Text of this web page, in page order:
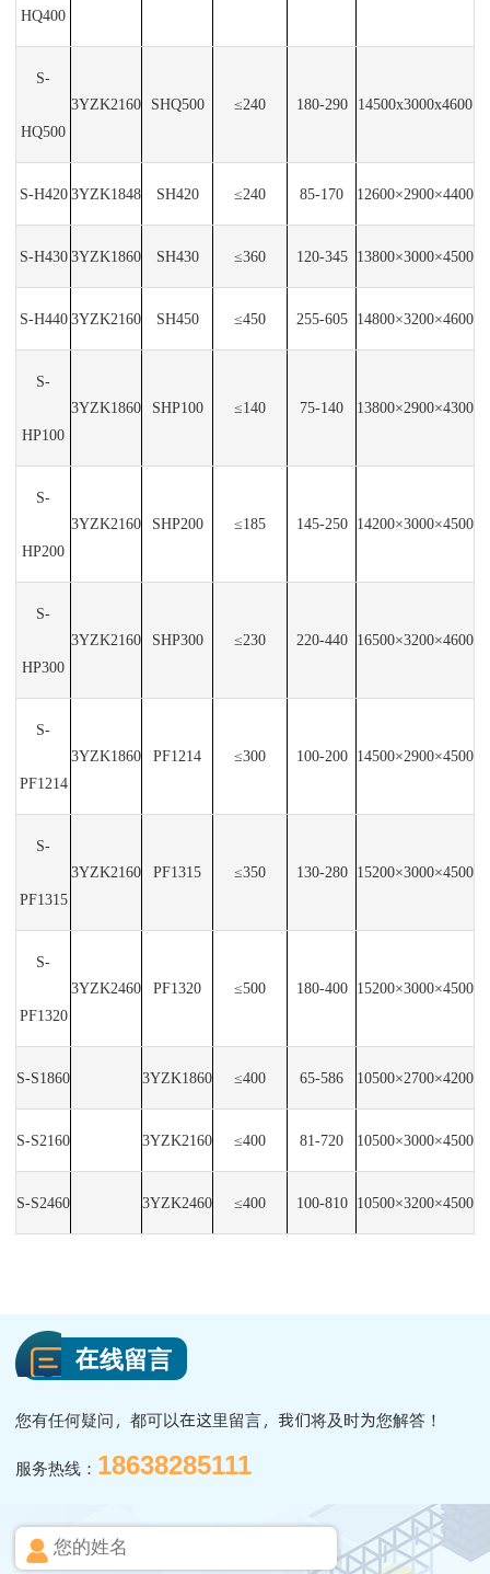
HQ400
S-
HQ500
3YZK2160 SHQ500 ≤240 180-290 14500x3000x4600
S-H420 3YZK1848 SH420 ≤240 85-170 12600×2900×4400
S-H430 3YZK1860 SH430 ≤360 120-345 13800×3000×4500
S-H440 3YZK2160 SH450 ≤450 255-605 14800×3200×4600
S-
HP100
3YZK1860 SHP100 ≤140 75-140 13800×2900×4300
S-
HP200
3YZK2160 SHP200 ≤185 145-250 14200×3000×4500
S-
HP300
3YZK2160 SHP300 ≤230 220-440 16500×3200×4600
S-
PF1214
3YZK1860 PF1214 ≤300 100-200 14500×2900×4500
S-
PF1315
3YZK2160 PF1315 ≤350 130-280 15200×3000×4500
S-
PF1320
3YZK2460 PF1320 ≤500 180-400 15200×3000×4500
S-S1860 3YZK1860 ≤400 65-586 10500×2700×4200
S-S2160 3YZK2160 ≤400 81-720 10500×3000×4500
S-S2460 3YZK2460 ≤400 100-810 10500×3200×4500
在线留言
您有任何疑问，都可以在这里留言，我们将及时为您解答！
服务热线： 18638285111